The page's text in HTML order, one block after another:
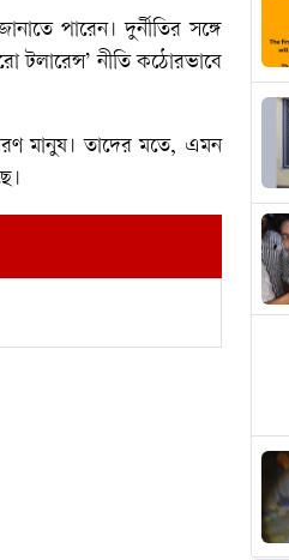
পারেন। দুর্নীতির সঙ্গে
টলারেন্স’ নীতি কঠোরভাবে
মানুষ। তাদের মতে, এমন